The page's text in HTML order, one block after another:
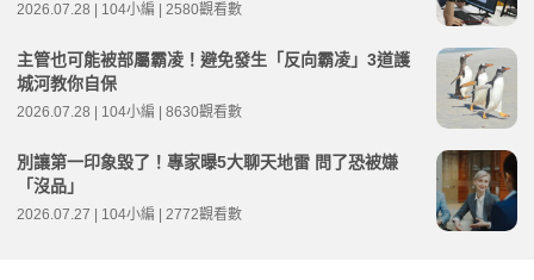
2026.07.28 | 104小編 | 2580觀看數
主管也可能被部屬霸凌！避免發生「反向霸凌」3道護
城河教你自保
2026.07.28 | 104小編 | 8630觀看數
別讓第一印象毀了！專家曝5大聊天地雷 問了恐被嫌
「沒品」
2026.07.27 | 104小編 | 2772觀看數